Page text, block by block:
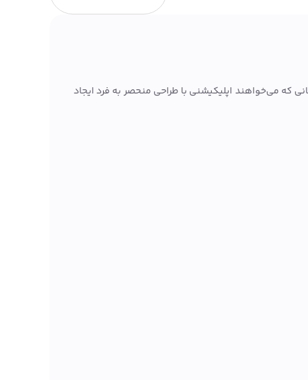
که می‌خواهند اپلیکیشنی با طراحی منحصر به فرد ایجاد